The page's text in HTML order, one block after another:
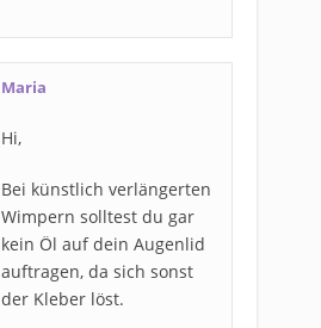
Maria
Hi,
Bei künstlich verlängerten
Wimpern solltest du gar
kein Öl auf dein Augenlid
auftragen, da sich sonst
der Kleber löst.